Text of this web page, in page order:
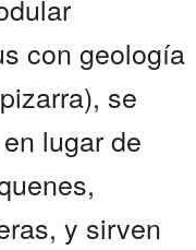
con geología
se
lugar de
y sirven